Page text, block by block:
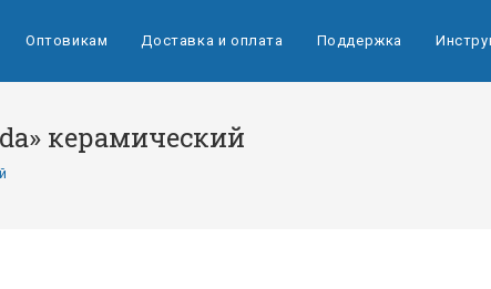
Оптовикам Доставка и оплата Поддержка
керамический